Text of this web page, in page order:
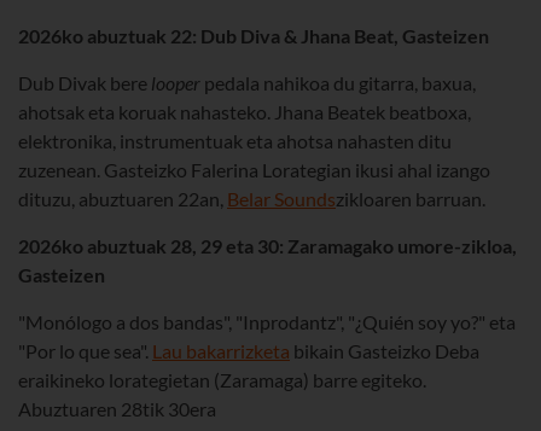
2026ko abuztuak 22: Dub Diva & Jhana Beat, Gasteizen
Dub Divak bere looper pedala nahikoa du gitarra, baxua,
ahotsak eta koruak nahasteko. Jhana Beatek beatboxa,
elektronika, instrumentuak eta ahotsa nahasten ditu
zuzenean. Gasteizko Falerina Lorategian ikusi ahal izango
dituzu, abuztuaren 22an, Belar Soundszikloaren barruan.
2026ko abuztuak 28, 29 eta 30: Zaramagako umore-zikloa,
Gasteizen
"Monólogo a dos bandas", "Inprodantz", "¿Quién soy yo?" eta
"Por lo que sea". Lau bakarrizketa bikain Gasteizko Deba
eraikineko lorategietan (Zaramaga) barre egiteko.
Abuztuaren 28tik 30era